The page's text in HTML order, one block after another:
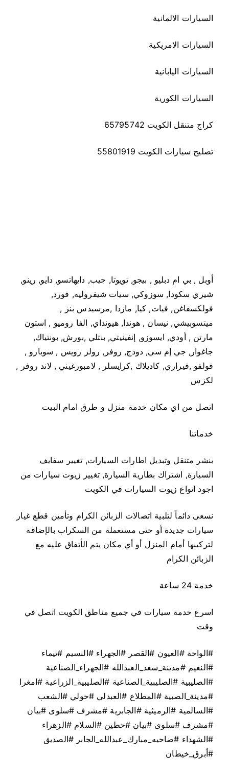
السيارات الالمانية
السيارات الامريكية
السيارات اليابانية
السيارات الكورية
كراج متنقل الكويت 65795742
تصليح سيارات الكويت 55801919
أوبل , بي ام دبليو , بيجو, تويوتا, جيب, دايهاتسو, دايو, رينو,
شيري سكودا, سوزوكي, سيات شيفروليه, فورد,
فولكسفاغن, فيات, كيا, مازدا ,مرسيدس بنز ,
ميتسوبيشي, نيسان , هوندا, هيونداي, الفا روميو , استون
مارتن , أودي, ايسوزو, إنفينيتي, بنتلي ,بورش, بونتياك,
جاغوار, جي إم سي, دودج, روفر, رولز رویس , سوبارو ,
فولفو ,فيراري, كاديلاك ,كرايسلر , لامبورغيني , لاند روفر ,
لكزس
اتصل من اي مكان خدمة منزل و طرق امام البيت
خدماتنا
بنشر متنقل وتبديل اطارات السيارات, تغيير سفايف
السيارة, اشتراك بطارية السيارة, تغيير زيوت سيارات من
اجود انواع زيوت السيارات في الكويت
نسعى دائماً لتلبية اتصالات الزبائن الكرام وتأمين قطع غيار
سيارات جديدة أو حتى مستعملة من السكراب بالإضافة
لتركيبها أمام المنزل أو أي مكان يتم الأتفاق عليه مع
الزبائن الكرام
خدمة 24 ساعة
اسرع خدمة سيارات في جميع مناطق الكويت اتصل في
وقت
#الواحة #العيون #القصر #الجهراء #النسيم #تيماء
#النعيم #مدينة_سعد_العبدالله #الجهراء_الصناعية
#الصليبية #الصليبية_الصناعية #الصليبية_الزراعية #امغرا
#مدينة_الصبية #المطلاع #العبدلي #حولي #الشعب
#السالمية #الرميثية #الجابرية #مشرف #سلوى #بيان
#مشرف #سلوى #بيان #حطين #السلام #الزهراء
#الشهداء #ضاحيه_مبارك_عبدالله_الجابر #الصديق
#أبرق_خيطان